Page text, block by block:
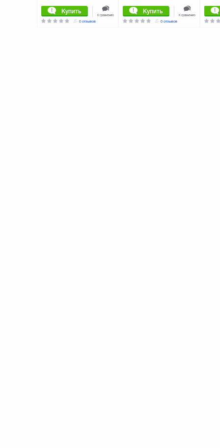
Купить
К сравнению
0 отзывов
Купить
К сравнению
0 отзывов